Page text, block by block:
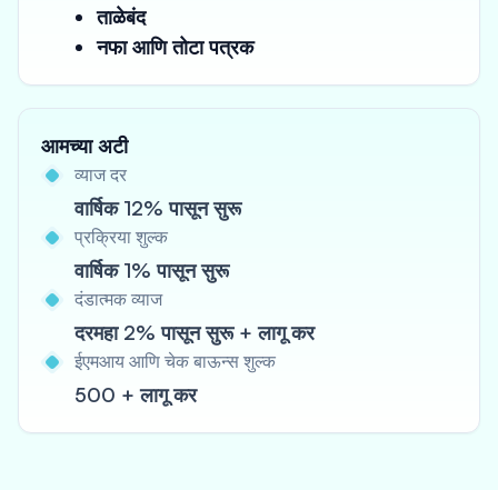
ताळेबंद
नफा आणि तोटा पत्रक
आमच्या अटी
व्याज दर
वार्षिक 12% पासून सुरू
प्रक्रिया शुल्क
वार्षिक 1% पासून सुरू
दंडात्मक व्याज
दरमहा 2% पासून सुरू + लागू कर
ईएमआय आणि चेक बाऊन्स शुल्क
500 + लागू कर